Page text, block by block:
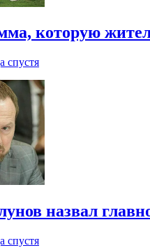
которую
спустя
назвал
спустя